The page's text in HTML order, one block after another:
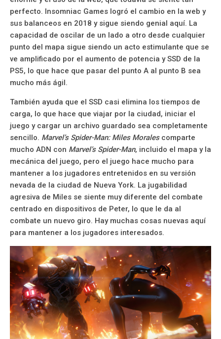
perfecto. Insomniac Games logró el cambio en la web y
sus balanceos en 2018 y sigue siendo genial aquí. La
capacidad de oscilar de un lado a otro desde cualquier
punto del mapa sigue siendo un acto estimulante que se
ve amplificado por el aumento de potencia y SSD de la
PS5, lo que hace que pasar del punto A al punto B sea
mucho más ágil.
También ayuda que el SSD casi elimina los tiempos de
carga, lo que hace que viajar por la ciudad, iniciar el
juego y cargar un archivo guardado sea completamente
sencillo. Marvel’s Spider-Man: Miles Moralescomparte
mucho ADN con Marvel’s Spider-Man, incluido el mapa y la
mecánica del juego, pero el juego hace mucho para
mantener a los jugadores entretenidos en su versión
nevada de la ciudad de Nueva York. La jugabilidad
agresiva de Miles se siente muy diferente del combate
centrado en dispositivos de Peter, lo que le da al
combate un nuevo giro. Hay muchas cosas nuevas aquí
para mantener a los jugadores interesados.